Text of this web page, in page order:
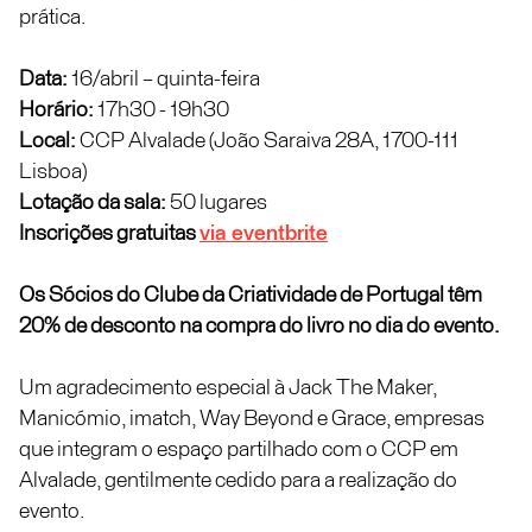
prática.
Data: 16/abril – quinta-feira
Horário: 17h30 - 19h30
Local: CCP Alvalade (João Saraiva 28A, 1700-111
Lisboa)
Lotação da sala: 50 lugares
Inscrições gratuitasvia eventbrite
Os Sócios do Clube da Criatividade de Portugal têm
20% de desconto na compra do livro no dia do evento.
Um agradecimento especial à Jack The Maker,
Manicómio, imatch, Way Beyond e Grace, empresas
que integram o espaço partilhado com o CCP em
Alvalade, gentilmente cedido para a realização do
evento.